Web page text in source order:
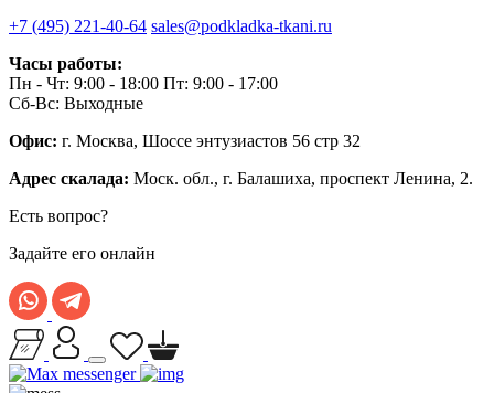
+7 (495) 221-40-64 sales@podkladka-tkani.ru
Часы работы:
Пн - Чт: 9:00 - 18:00 Пт: 9:00 - 17:00
Сб-Вс: Выходные
Офис: г. Москва, Шоссе энтузиастов 56 стр 32
Адрес скалада: Моск. обл., г. Балашиха, проспект Ленина, 2.
Есть вопрос?
Задайте его онлайн